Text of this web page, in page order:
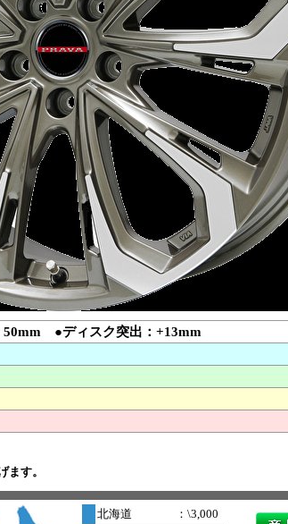
●ディスク突出：+13mm
す。
北海道 ：\3,000